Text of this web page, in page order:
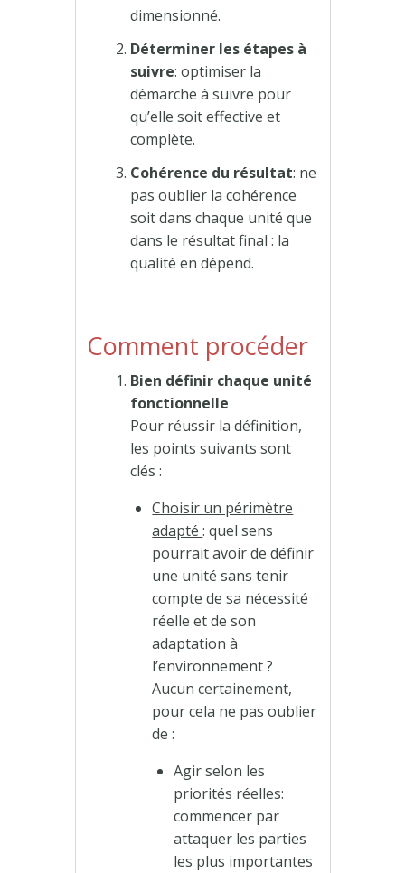
dimensionné.
Déterminer les étapes à
suivre: optimiser la
démarche à suivre pour
qu’elle soit effective et
complète.
Cohérence du résultat: ne
pas oublier la cohérence
soit dans chaque unité que
dans le résultat final : la
qualité en dépend.
Comment procéder
Bien définir chaque unité
fonctionnelle
Pour réussir la définition,
les points suivants sont
clés :
Choisir un périmètre
adapté: quel sens
pourrait avoir de définir
une unité sans tenir
compte de sa nécessité
réelle et de son
adaptation à
l’environnement ?
Aucun certainement,
pour cela ne pas oublier
de :
Agir selon les
priorités réelles:
commencer par
attaquer les parties
les plus importantes